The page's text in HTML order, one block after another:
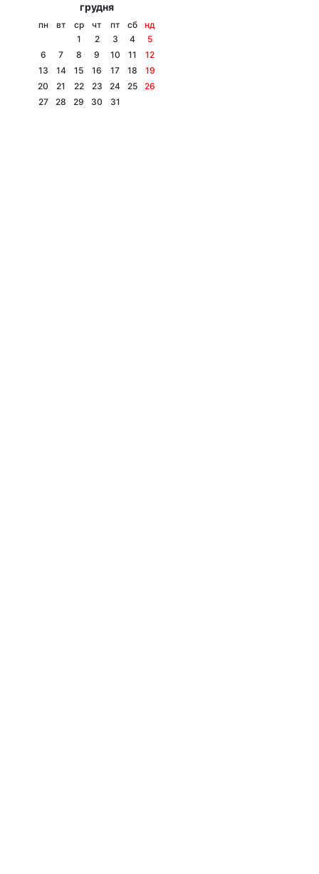
грудня
пн вт ср чт пт сб
нд
1
2 3 4
5
6
7 8 9 10 11
12
13
14 15 16 17 18
19
20
21 22 23 24 25
26
27
28 29 30 31